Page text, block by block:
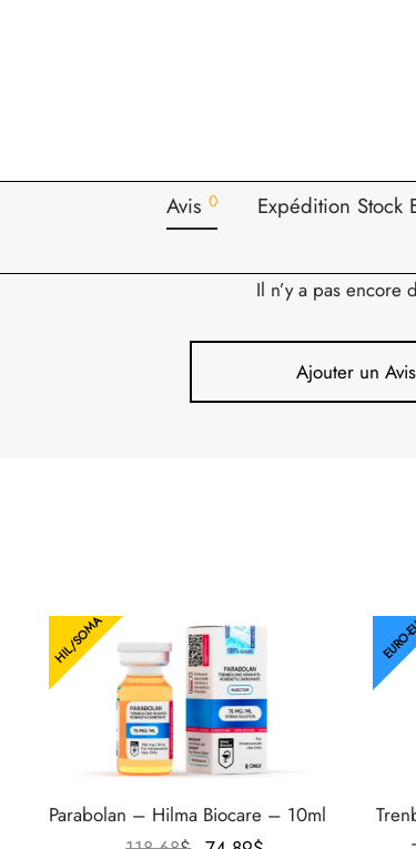
Avis 0 Expédition Stock
Il n’y a pas encore
Ajouter un Avis
HIL/SOMA
Parabolan – Hilma Biocare – 10ml